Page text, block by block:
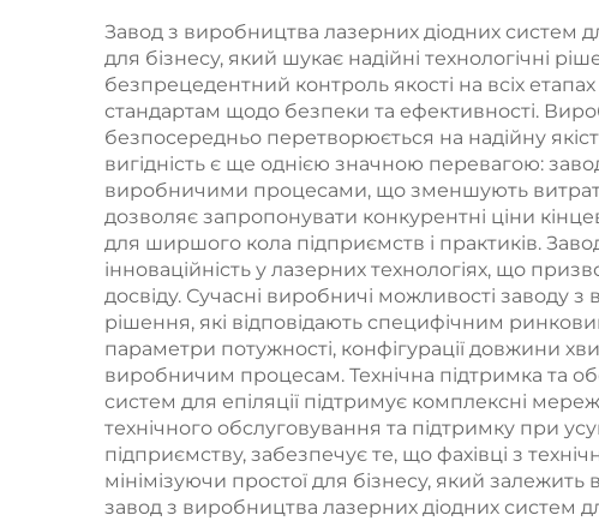
типу
1200
3000
лазер
хвиль
нм, 940
Завод з виробництва лазерних діодних систем
для бізнесу, який шукає надійні технологічні
безпрецедентний контроль якості на всіх
стандартам щодо безпеки та ефективності.
безпосередньо перетворюється на надійну
вигідність є ще однією значною перевагою:
виробничими процесами, що зменшують
дозволяє запропонувати конкурентні ціни
для ширшого кола підприємств і практиків.
інноваційність у лазерних технологіях, що
досвіду. Сучасні виробничі можливості заводу
рішення, які відповідають специфічним
параметри потужності, конфігурації довжини
виробничим процесам. Технічна підтримка та
систем для епіляції підтримує комплексні
технічного обслуговування та підтримку при
підприємству, забезпечує те, що фахівці з
мінімізуючи простої для бізнесу, який
завод з виробництва лазерних діодних систем